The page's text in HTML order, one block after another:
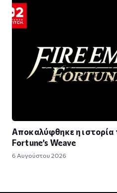
Αποκαλύφθηκε η ιστορία
Fortune’s Weave
6 Αυγούστου 2026